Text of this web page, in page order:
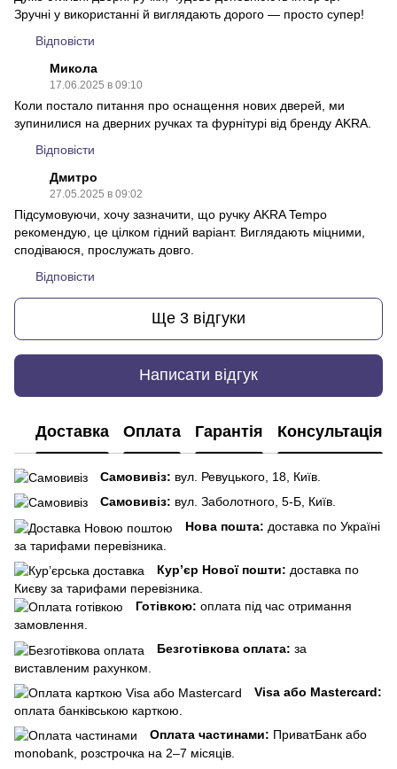
Зручні у використанні й виглядають дорого — просто супер!
Відповісти
Микола
17.06.2025 в 09:10
Коли постало питання про оснащення нових дверей, ми
зупинилися на дверних ручках та фурнітурі від бренду AKRA.
Відповісти
Дмитро
27.05.2025 в 09:02
Підсумовуючи, хочу зазначити, що ручку AKRA Tempo
рекомендую, це цілком гідний варіант. Виглядають міцними,
сподіваюся, прослужать довго.
Відповісти
Ще 3 відгуки
Написати відгук
Доставка Оплата Гарантія Консультація
Самовивіз: вул. Ревуцького, 18, Київ.
Самовивіз: вул. Заболотного, 5-Б, Київ.
Нова пошта: доставка по Україні
за тарифами перевізника.
Кур’єр Нової пошти: доставка по
Києву за тарифами перевізника.
Готівкою: оплата під час отримання
замовлення.
Безготівкова оплата: за
виставленим рахунком.
Visa або Mastercard:
оплата банківською карткою.
Оплата частинами: ПриватБанк або
monobank, розстрочка на 2–7 місяців.